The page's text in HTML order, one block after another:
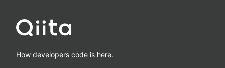
How developers code is here.